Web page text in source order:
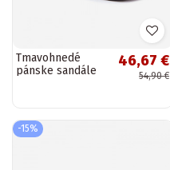
Tmavohnedé
pánske sandále
46,67 €
54,90 €
-15%